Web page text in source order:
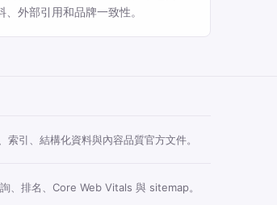
、外部引用和品牌一致性。
索引、結構化資料與內容品質官方文件。
、排名、Core Web Vitals 與 sitemap。